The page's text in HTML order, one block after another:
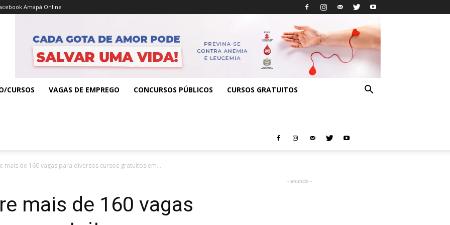
Amapá Online
CURSOS VAGAS DE EMPREGO CONCURSOS PÚBLICOS CURSOS GRATUITOS
mais de 160 vagas para diversos cursos gratuitos em...
mais de 160 vagas
- anuncio -